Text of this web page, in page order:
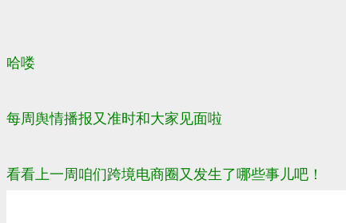
哈喽
每周舆情播报又准时和大家见面啦
看看上一周咱们跨境电商圈又发生了哪些事儿吧！